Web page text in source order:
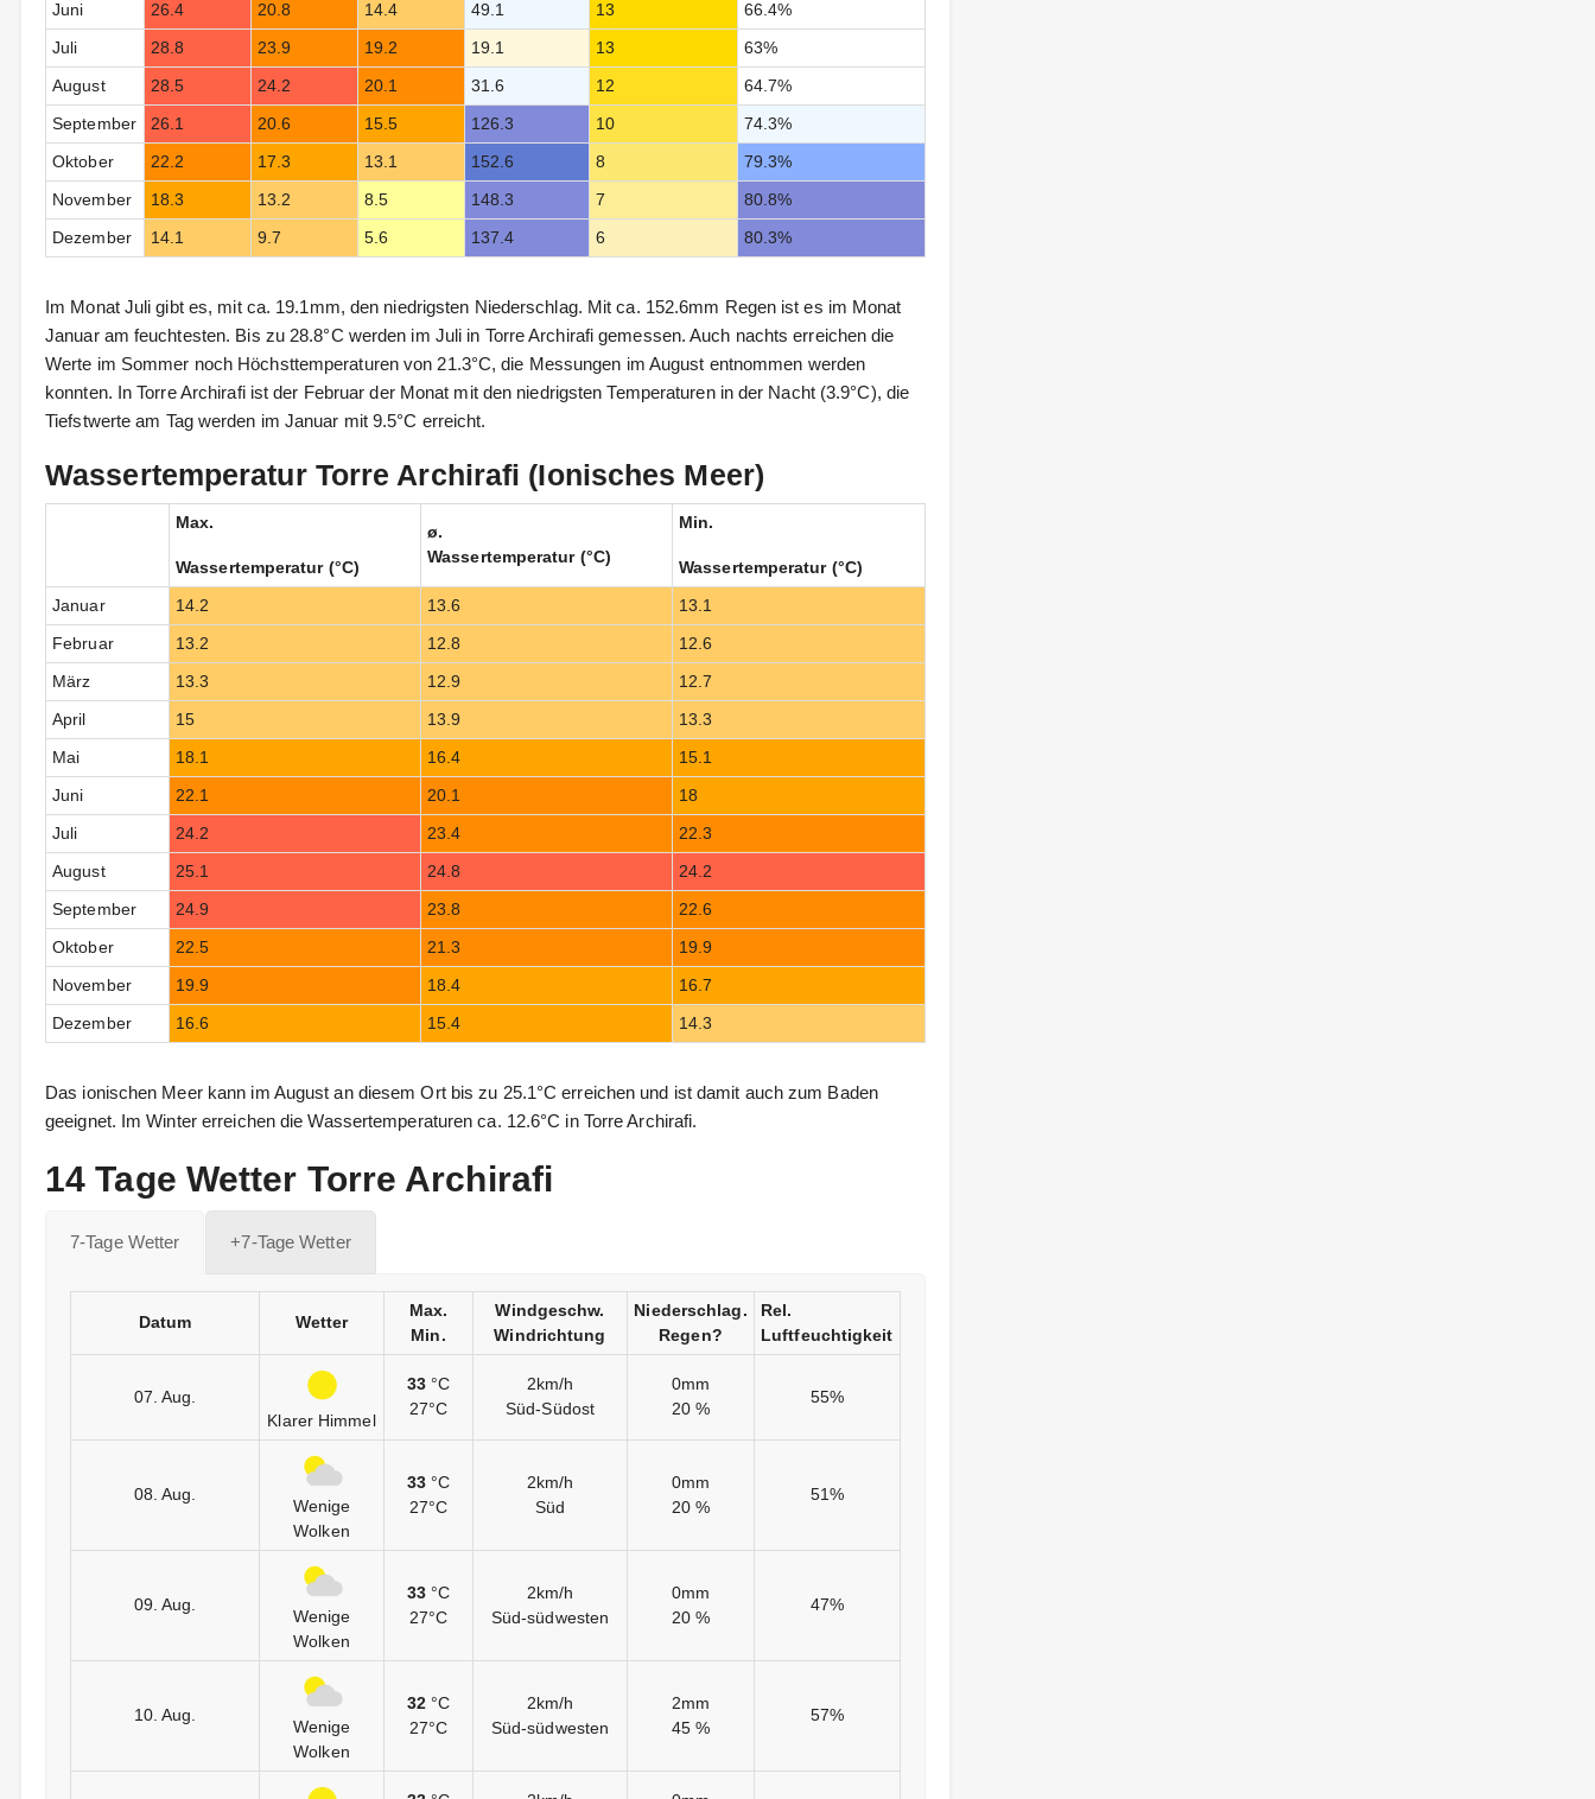
Juni 26.4 20.8 14.4 49.1 13 66.4%
Juli 28.8 23.9 19.2 19.1 13 63%
August 28.5 24.2 20.1 31.6 12 64.7%
September 26.1 20.6 15.5 126.3 10 74.3%
Oktober 22.2 17.3 13.1 152.6 8 79.3%
November 18.3 13.2 8.5 148.3 7 80.8%
Dezember 14.1 9.7 5.6 137.4 6 80.3%
Im Monat Juli gibt es, mit ca. 19.1mm, den niedrigsten Niederschlag. Mit ca. 152.6mm Regen ist es im Monat
Januar am feuchtesten. Bis zu 28.8°C werden im Juli in Torre Archirafi gemessen. Auch nachts erreichen die
Werte im Sommer noch Höchsttemperaturen von 21.3°C, die Messungen im August entnommen werden
konnten. In Torre Archirafi ist der Februar der Monat mit den niedrigsten Temperaturen in der Nacht (3.9°C), die
Tiefstwerte am Tag werden im Januar mit 9.5°C erreicht.
Wassertemperatur Torre Archirafi (Ionisches Meer)
Max.
Wassertemperatur (°C)
ø.
Wassertemperatur (°C)
Min.
Wassertemperatur (°C)
Januar 14.2 13.6 13.1
Februar 13.2 12.8 12.6
März 13.3 12.9 12.7
April 15 13.9 13.3
Mai 18.1 16.4 15.1
Juni 22.1 20.1 18
Juli 24.2 23.4 22.3
August 25.1 24.8 24.2
September 24.9 23.8 22.6
Oktober 22.5 21.3 19.9
November 19.9 18.4 16.7
Dezember 16.6 15.4 14.3
Das ionischen Meer kann im August an diesem Ort bis zu 25.1°C erreichen und ist damit auch zum Baden
geeignet. Im Winter erreichen die Wassertemperaturen ca. 12.6°C in Torre Archirafi.
14 Tage Wetter Torre Archirafi
7-Tage Wetter +7-Tage Wetter
Datum Wetter
Max.
Min.
Windgeschw.
Windrichtung
Niederschlag.
Regen?
Rel.
Luftfeuchtigkeit
07. Aug.
Klarer Himmel
33 °C
27°C
2km/h
Süd-Südost
0mm
20 %
55%
08. Aug.
Wenige
Wolken
33 °C
27°C
2km/h
Süd
0mm
20 %
51%
09. Aug.
Wenige
Wolken
33 °C
27°C
2km/h
Süd-südwesten
0mm
20 %
47%
10. Aug.
Wenige
Wolken
32 °C
27°C
2km/h
Süd-südwesten
2mm
45 %
57%